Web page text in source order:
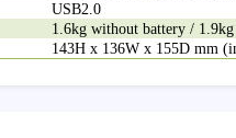
USB2.0
1.6kg without battery /
143H x 136W x 155D mm